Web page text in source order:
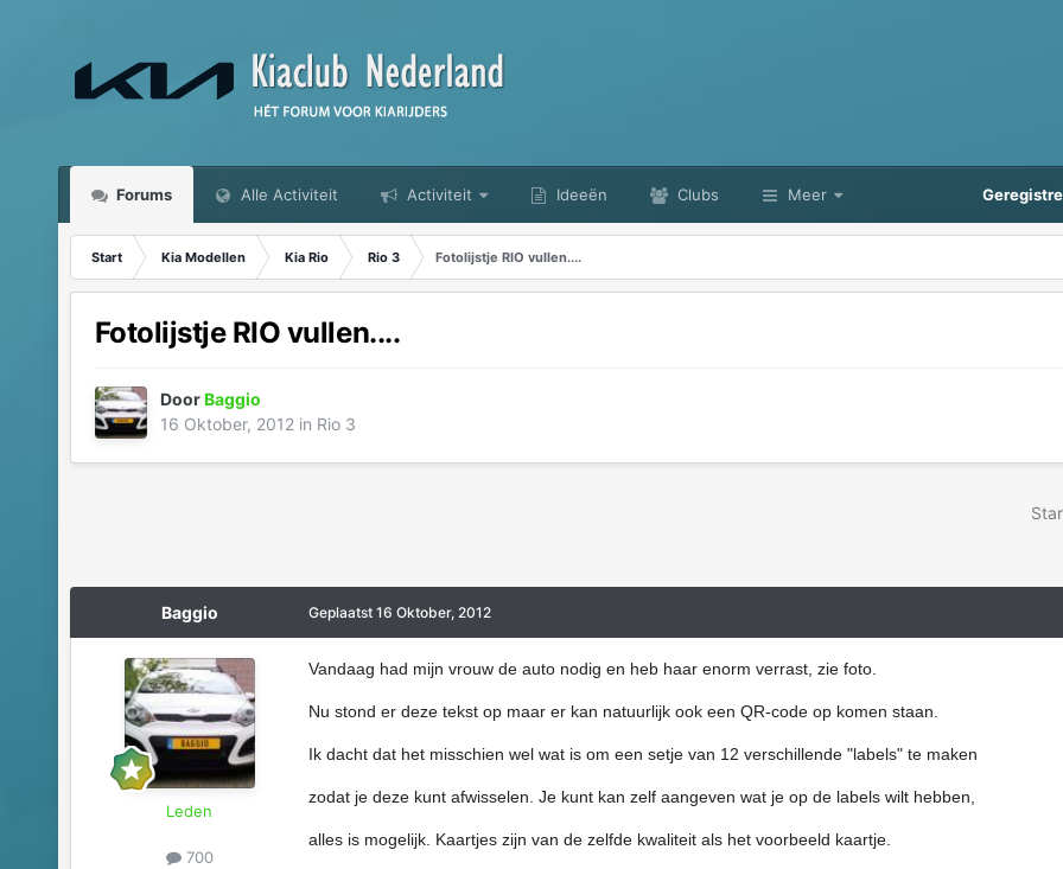
Forums Alle Activiteit Activiteit Ideeën Clubs Meer
Start Kia Modellen Kia Rio Rio 3 Fotolijstje RIO vullen....
Fotolijstje RIO vullen....
DoorBaggio
16 Oktober, 2012in Rio 3
Baggio
Leden
700
Geplaatst 16 Oktober, 2012
Vandaag had mijn vrouw de auto nodig en heb haar enorm verrast, zie foto.
Nu stond er deze tekst op maar er kan natuurlijk ook een QR-code op komen staan.
Ik dacht dat het misschien wel wat is om een setje van 12 verschillende "labels" te maken
zodat je deze kunt afwisselen. Je kunt kan zelf aangeven wat je op de labels wilt hebben,
alles is mogelijk. Kaartjes zijn van de zelfde kwaliteit als het voorbeeld kaartje.